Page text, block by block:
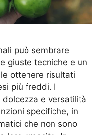
può sembrare
giuste tecniche e un
ottenere risultati
più freddi. I
e versatilità
specifiche, in
che non sono